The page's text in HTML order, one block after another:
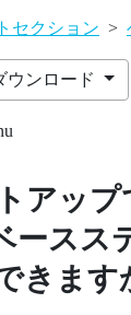
セクション >
ウンロード
アップ
ースス
きます